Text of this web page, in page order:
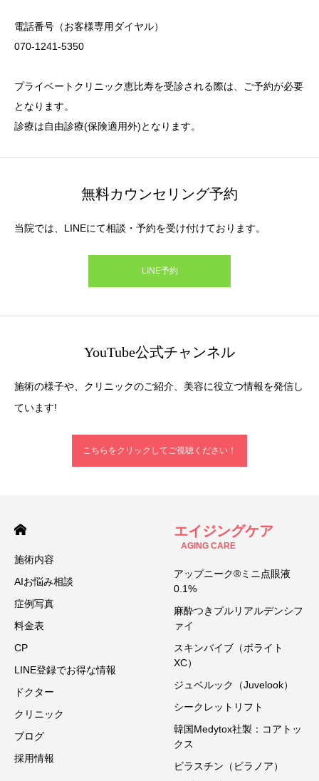
電話番号（お客様専用ダイヤル）
070-1241-5350
プライベートクリニック恵比寿を受診される際は、ご予約が必要
となります。
診療は自由診療(保険適用外)となります。
無料カウンセリング予約
当院では、LINEにて相談・予約を受け付けております。
LINE予約
YouTube公式チャンネル
施術の様子や、クリニックのご紹介、美容に役立つ情報を発信し
ています!
こちらをクリックしてご視聴ください！
施術内容
AIお悩み相談
症例写真
料金表
CP
LINE登録でお得な情報
ドクター
クリニック
ブログ
採用情報
エイジングケア
AGING CARE
アップニーク®ミニ点眼液
0.1%
麻酔つきプルリアルデンシフ
ァイ
スキンバイブ（ボライト
XC）
ジュベルック（Juvelook）
シークレットリフト
韓国Medytox社製：コアトッ
クス
ビラスチン（ビラノア）